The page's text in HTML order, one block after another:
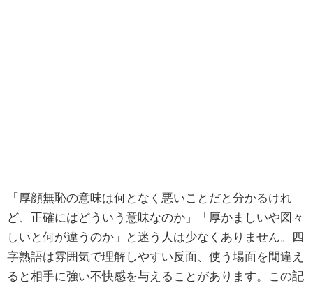
「厚顔無恥の意味は何となく悪いことだと分かるけれ
ど、正確にはどういう意味なのか」「厚かましいや図々
しいと何が違うのか」と迷う人は少なくありません。四
字熟語は雰囲気で理解しやすい反面、使う場面を間違え
ると相手に強い不快感を与えることがあります。この記